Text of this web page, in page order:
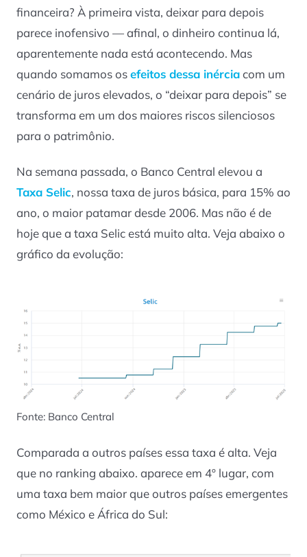
financeira? À primeira vista, deixar para depois
parece inofensivo — afinal, o dinheiro continua lá,
aparentemente nada está acontecendo. Mas
quando somamos osefeitos dessa inérciacom um
cenário de juros elevados, o “deixar para depois” se
transforma em um dos maiores riscos silenciosos
para o patrimônio.
Na semana passada, o Banco Central elevou a
Taxa Selic, nossa taxa de juros básica, para 15% ao
ano, o maior patamar desde 2006. Mas não é de
hoje que a taxa Selic está muito alta. Veja abaixo o
gráfico da evolução:
Fonte: Banco Central
Comparada a outros países essa taxa é alta. Veja
que no ranking abaixo. aparece em 4º lugar, com
uma taxa bem maior que outros países emergentes
como México e África do Sul: